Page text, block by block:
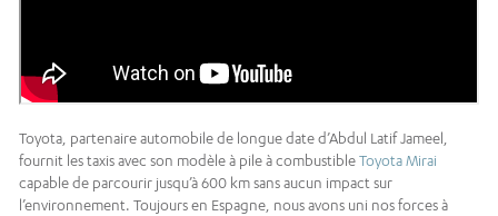
Toyota, partenaire automobile de longue date d’Abdul Latif Jameel,
fournit les taxis avec son modèle à pile à combustibleToyota Mirai
capable de parcourir jusqu’à 600 km sans aucun impact sur
l’environnement. Toujours en Espagne, nous avons uni nos forces à